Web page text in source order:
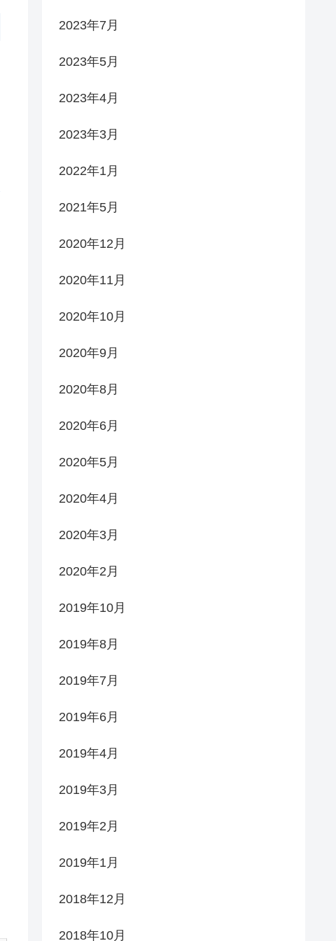
2023年7月
2023年5月
2023年4月
2023年3月
2022年1月
2021年5月
2020年12月
2020年11月
2020年10月
2020年9月
2020年8月
2020年6月
2020年5月
2020年4月
2020年3月
2020年2月
2019年10月
2019年8月
2019年7月
2019年6月
2019年4月
2019年3月
2019年2月
2019年1月
2018年12月
2018年10月